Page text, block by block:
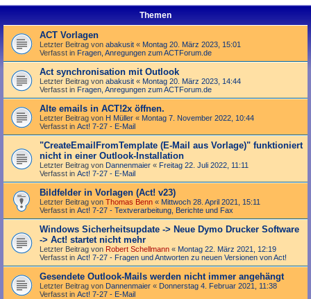
Themen
ACT Vorlagen
Letzter Beitrag von abakusit « Montag 20. März 2023, 15:01
Verfasst in Fragen, Anregungen zum ACTForum.de
Act synchronisation mit Outlook
Letzter Beitrag von abakusit « Montag 20. März 2023, 14:44
Verfasst in Fragen, Anregungen zum ACTForum.de
Alte emails in ACT!2x öffnen.
Letzter Beitrag von H Müller « Montag 7. November 2022, 10:44
Verfasst in Act! 7-27 - E-Mail
"Create­Email­From­Template (E-Mail aus Vorlage)" funktioniert
nicht in einer Outlook-Installation
Letzter Beitrag von Dannenmaier « Freitag 22. Juli 2022, 11:11
Verfasst in Act! 7-27 - E-Mail
Bildfelder in Vorlagen (Act! v23)
Letzter Beitrag von Thomas Benn « Mittwoch 28. April 2021, 15:11
Verfasst in Act! 7-27 - Text­­ver­arbei­tung, Berichte und Fax
Windows Sicherheitsupdate -> Neue Dymo Drucker Software
-> Act! startet nicht mehr
Letzter Beitrag von Robert Schellmann « Montag 22. März 2021, 12:19
Verfasst in Act! 7-27 - Fragen und Antworten zu neuen Versionen von Act!
Gesendete Outlook-Mails werden nicht immer angehängt
Letzter Beitrag von Dannenmaier « Donnerstag 4. Februar 2021, 11:38
Verfasst in Act! 7-27 - E-Mail